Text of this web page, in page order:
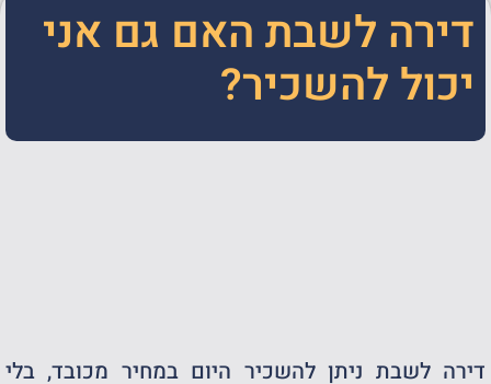
דירה לשבת האם גם אני
יכול להשכיר?
דירה לשבת ניתן להשכיר היום במחיר מכובד, בלי